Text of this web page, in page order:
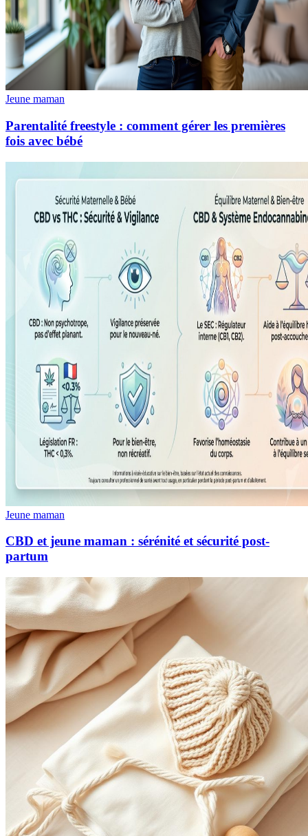
Jeune maman
Parentalité freestyle : comment gérer les premières
fois avec bébé
Jeune maman
CBD et jeune maman : sérénité et sécurité post-
partum